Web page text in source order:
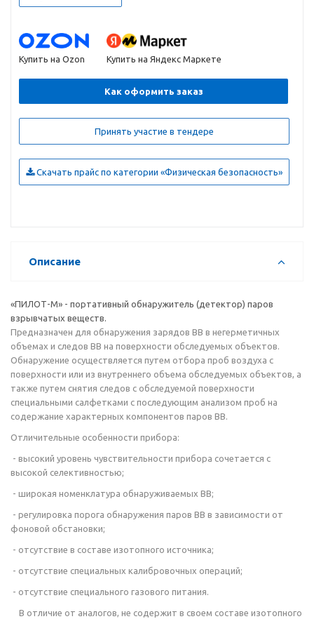
Купить на Ozon Купить на Яндекс Маркете
Как оформить заказ
Принять участие в тендере
Скачать прайс по категории «Физическая безопасность»
Описание
«ПИЛОТ-М» - портативный обнаружитель (детектор) паров
взрывчатых веществ.
Предназначен для обнаружения зарядов ВВ в негерметичных
объемах и следов ВВ на поверхности обследуемых объектов.
Обнаружение осуществляется путем отбора проб воздуха с
поверхности или из внутреннего объема обследуемых объектов, а
также путем снятия следов с обследуемой поверхности
специальными салфетками с последующим анализом проб на
содержание характерных компонентов паров ВВ.
Отличительные особенности прибора:
- высокий уровень чувствительности прибора сочетается с
высокой селективностью;
- широкая номенклатура обнаруживаемых ВВ;
- регулировка порога обнаружения паров ВВ в зависимости от
фоновой обстановки;
- отсутствие в составе изотопного источника;
- отсутствие специальных калибровочных операций;
- отсутствие специального газового питания.
В отличие от аналогов, не содержит в своем составе изотопного